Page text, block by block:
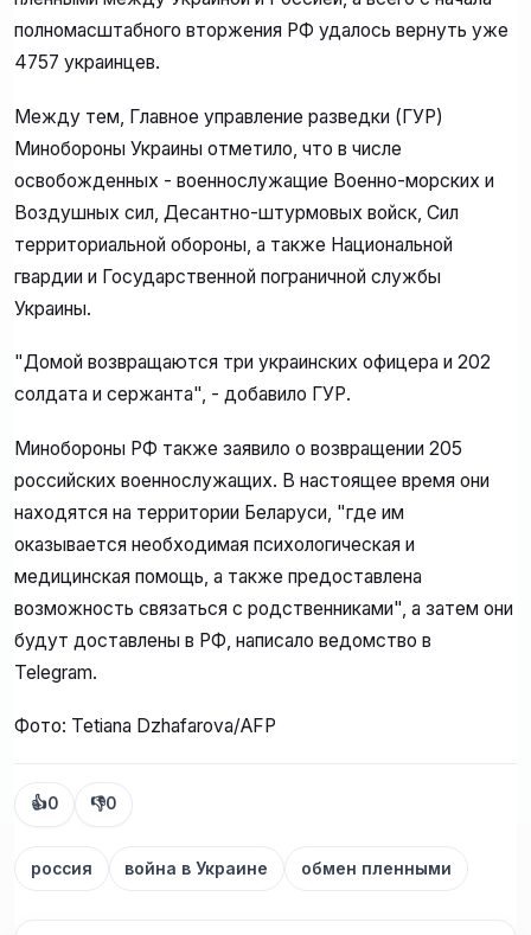
полномасштабного вторжения РФ удалось вернуть уже
4757 украинцев.
Между тем, Главное управление разведки (ГУР)
Минобороны Украины отметило, что в числе
освобожденных - военнослужащие Военно-морских и
Воздушных сил, Десантно-штурмовых войск, Сил
территориальной обороны, а также Национальной
гвардии и Государственной пограничной службы
Украины.
"Домой возвращаются три украинских офицера и 202
солдата и сержанта", - добавило ГУР.
Минобороны РФ также заявило о возвращении 205
российских военнослужащих. В настоящее время они
находятся на территории Беларуси, "где им
оказывается необходимая психологическая и
медицинская помощь, а также предоставлена
возможность связаться с родственниками", а затем они
будут доставлены в РФ, написало ведомство в
Telegram.
Фото: Tetiana Dzhafarova/AFP
👍0 👎0
россия война в Украине обмен пленными